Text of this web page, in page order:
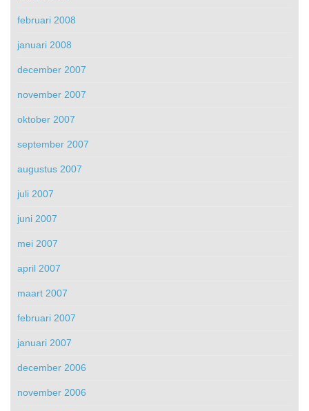
februari 2008
januari 2008
december 2007
november 2007
oktober 2007
september 2007
augustus 2007
juli 2007
juni 2007
mei 2007
april 2007
maart 2007
februari 2007
januari 2007
december 2006
november 2006